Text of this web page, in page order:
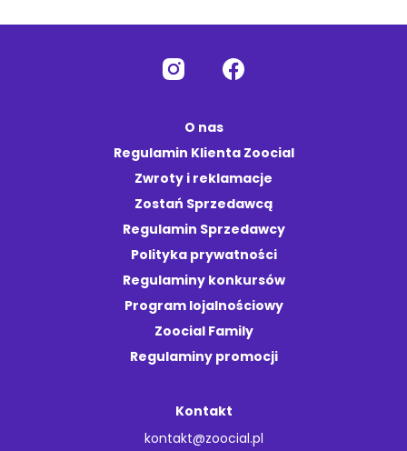
O nas
Regulamin Klienta Zoocial
Zwroty i reklamacje
Zostań Sprzedawcą
Regulamin Sprzedawcy
Polityka prywatności
Regulaminy konkursów
Program lojalnościowy
Zoocial Family
Regulaminy promocji
Kontakt
kontakt@zoocial.pl